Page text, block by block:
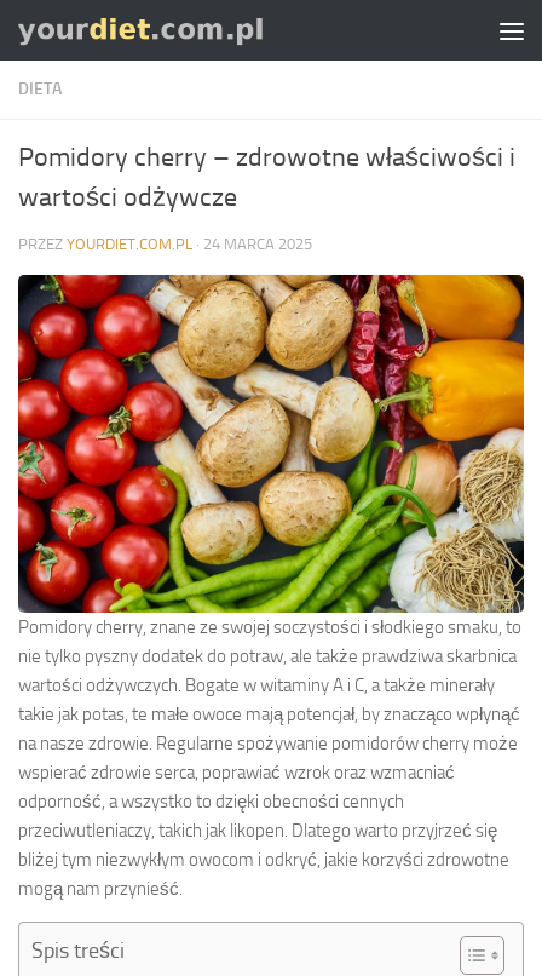
Skip to content
DIETA
Pomidory cherry – zdrowotne właściwości i
wartości odżywcze
PRZEZ YOURDIET.COM.PL · 24 MARCA 2025
Pomidory cherry, znane ze swojej soczystości i słodkiego smaku, to
nie tylko pyszny dodatek do potraw, ale także prawdziwa skarbnica
wartości odżywczych. Bogate w witaminy A i C, a także minerały
takie jak potas, te małe owoce mają potencjał, by znacząco wpłynąć
na nasze zdrowie. Regularne spożywanie pomidorów cherry może
wspierać zdrowie serca, poprawiać wzrok oraz wzmacniać
odporność, a wszystko to dzięki obecności cennych
przeciwutleniaczy, takich jak likopen. Dlatego warto przyjrzeć się
bliżej tym niezwykłym owocom i odkryć, jakie korzyści zdrowotne
mogą nam przynieść.
Spis treści